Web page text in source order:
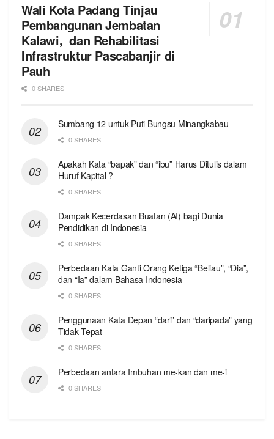
Wali Kota Padang Tinjau
Pembangunan Jembatan
Kalawi, dan Rehabilitasi
Infrastruktur Pascabanjir di
Pauh
0 SHARES
Sumbang 12 untuk Puti Bungsu Minangkabau
0 SHARES
Apakah Kata “bapak” dan “ibu” Harus Ditulis dalam
Huruf Kapital ?
0 SHARES
Dampak Kecerdasan Buatan (AI) bagi Dunia
Pendidikan di Indonesia
0 SHARES
Perbedaan Kata Ganti Orang Ketiga “Beliau”, “Dia”,
dan “Ia” dalam Bahasa Indonesia
0 SHARES
Penggunaan Kata Depan “dari” dan “daripada” yang
Tidak Tepat
0 SHARES
Perbedaan antara Imbuhan me-kan dan me-i
0 SHARES